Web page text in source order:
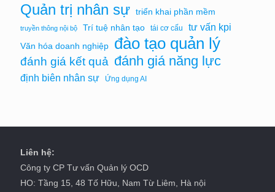
Quản trị nhân sự triển khai phần mềm
truyền thông nội bộ Trí tuệ nhân tạo tái cơ cấu tư vấn kpi
Văn hóa doanh nghiệp đào tạo quản lý
đánh giá kết quả đánh giá năng lực
định biên nhân sự Ứng dụng AI
Liên hệ:
Công ty CP Tư vấn Quản lý OCD
HO: Tầng 15, 48 Tố Hữu, Nam Từ Liêm, Hà nội